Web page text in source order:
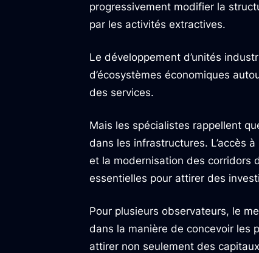
progressivement modifier la
par les activités extractives.
Le développement d’unités
d’écosystèmes économiques
des services.
Mais les spécialistes rappellent
dans les infrastructures. L’accès
et la modernisation des corridors
essentielles pour attirer des
Pour plusieurs observateurs, le
dans la manière de concevoir les
attirer non seulement des